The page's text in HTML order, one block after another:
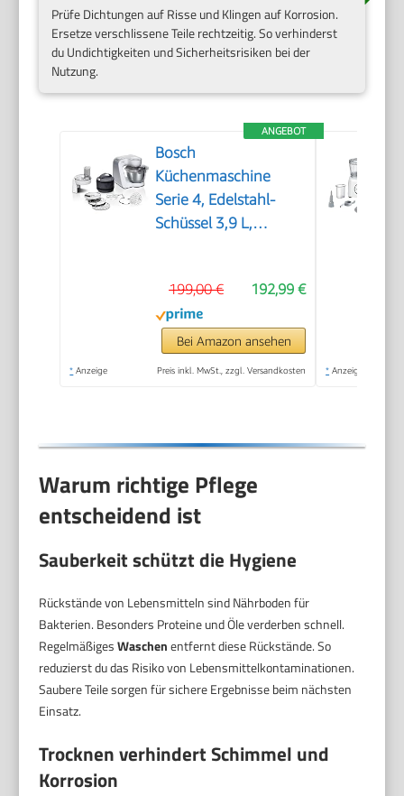
Prüfe Dichtungen auf Risse und Klingen auf Korrosion.
Ersetze verschlissene Teile rechtzeitig. So verhinderst
du Undichtigkeiten und Sicherheitsrisiken bei der
Nutzung.
ANGEBOT
Bosch
Küchenmaschine
Serie 4, Edelstahl-
Schüssel 3,9 L,
Schlagbesen,
Rührbesen,
Durchlaufschnitzler, 3
Scheiben, 1000 W,
192,99 €
199,00 €
Bei Amazon ansehen
* Anzeige Preis inkl. MwSt., zzgl. Versandkosten * Anzeige
Warum richtige Pflege
entscheidend ist
Sauberkeit schützt die Hygiene
Rückstände von Lebensmitteln sind Nährboden für
Bakterien. Besonders Proteine und Öle verderben schnell.
RegelmäßigesWaschenentfernt diese Rückstände. So
reduzierst du das Risiko von Lebensmittelkontaminationen.
Saubere Teile sorgen für sichere Ergebnisse beim nächsten
Einsatz.
Trocknen verhindert Schimmel und
Korrosion